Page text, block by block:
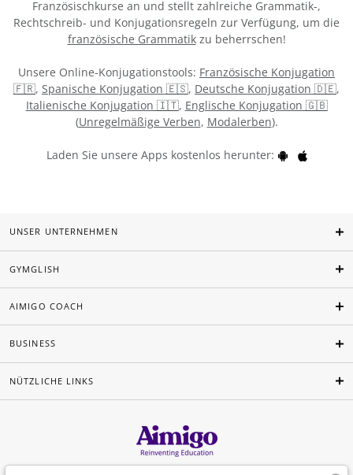
Französischkurse an und stellt zahlreiche Grammatik-,
Rechtschreib- und Konjugationsregeln zur Verfügung, um die
französische Grammatikzu beherrschen!
Unsere Online-Konjugationstools: Französische Konjugation
🇫🇷, Spanische Konjugation 🇪🇸, Deutsche Konjugation 🇩🇪,
Italienische Konjugation 🇮🇹, Englische Konjugation 🇬🇧
(Unregelmäßige Verben, Modalerben).
Laden Sie unsere Apps kostenlos herunter:
UNSER UNTERNEHMEN
GYMGLISH
AIMIGO COACH
BUSINESS
NÜTZLICHE LINKS